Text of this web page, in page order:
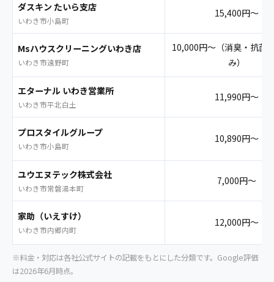
ダスキン たいら支店
いわき市小島町
15,400円〜
Msハウスクリーニングいわき店
いわき市遠野町
10,000円〜（消臭・抗菌
み）
エターナル いわき営業所
いわき市平北白土
11,990円〜
プロスタイルグループ
いわき市小島町
10,890円〜
ユウエヌテック株式会社
いわき市常磐湯本町
7,000円〜
家助（いえすけ）
いわき市内郷内町
12,000円〜
※料金・対応は各社公式サイトの記載をもとにした分類です。Google評価
は2026年6月時点。